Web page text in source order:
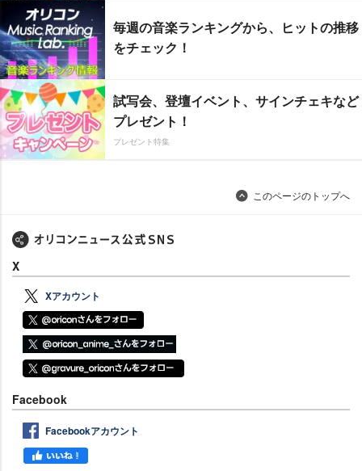
毎週の音楽ランキングから、ヒットの推移
をチェック！
試写会、登壇イベント、サインチェキなど
プレゼント！
プレゼント特集
このページのトップへ
X
Xアカウント
Facebook
Facebookアカウント